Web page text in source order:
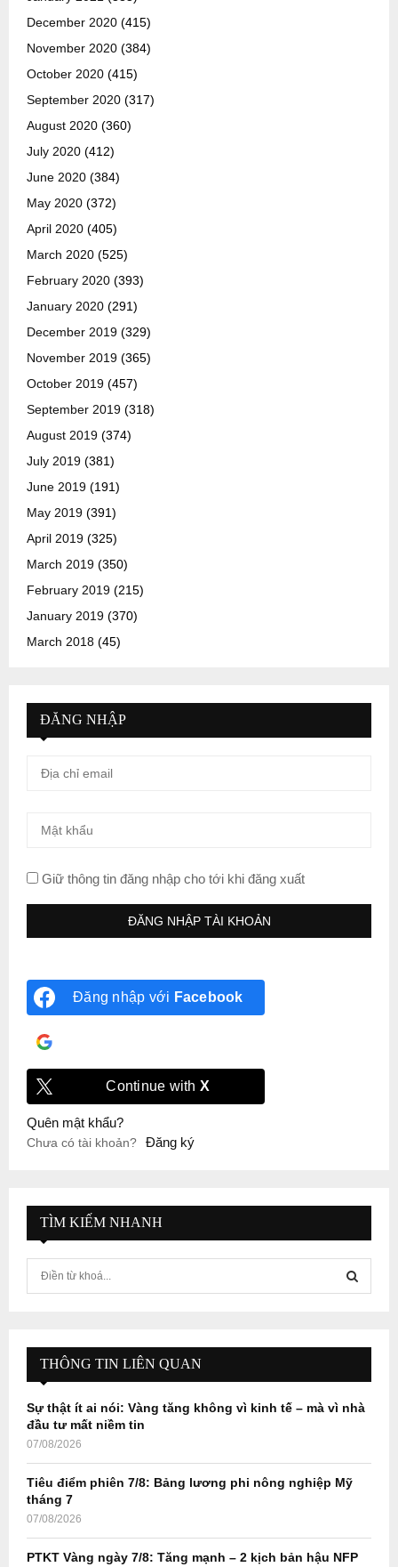
December 2020 (415)
November 2020 (384)
October 2020 (415)
September 2020 (317)
August 2020 (360)
July 2020 (412)
June 2020 (384)
May 2020 (372)
April 2020 (405)
March 2020 (525)
February 2020 (393)
January 2020 (291)
December 2019 (329)
November 2019 (365)
October 2019 (457)
September 2019 (318)
August 2019 (374)
July 2019 (381)
June 2019 (191)
May 2019 (391)
April 2019 (325)
March 2019 (350)
February 2019 (215)
January 2019 (370)
March 2018 (45)
ĐĂNG NHẬP
Giữ thông tin đăng nhập cho tới khi đăng xuất
Đăng nhập với Facebook
Continue with X
Quên mật khẩu?
Chưa có tài khoản? Đăng ký
TÌM KIẾM NHANH
f
r
E
A
H
THÔNG TIN LIÊN QUAN
Sự thật ít ai nói: Vàng tăng không vì kinh tế – mà vì nhà
đầu tư mất niềm tin
07/08/2026
Tiêu điểm phiên 7/8: Bảng lương phi nông nghiệp Mỹ
tháng 7
07/08/2026
PTKT Vàng ngày 7/8: Tăng mạnh – 2 kịch bản hậu NFP